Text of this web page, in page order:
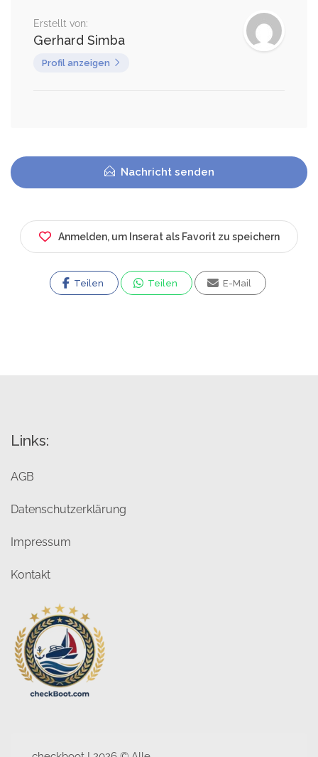
Erstellt von:
Gerhard Simba
Profil anzeigen
Nachricht senden
Anmelden, um Inserat als Favorit zu speichern
Teilen Teilen E-Mail
Links:
AGB
Datenschutzerklärung
Impressum
Kontakt